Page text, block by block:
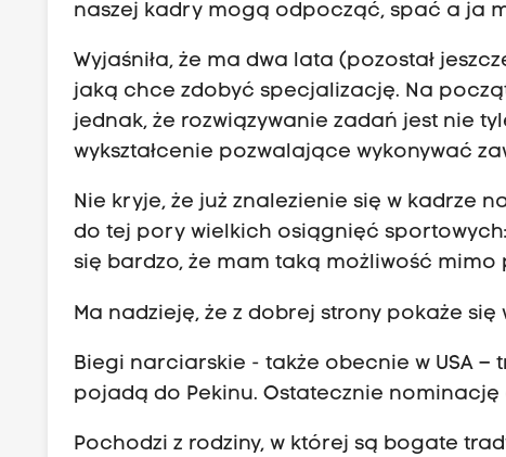
naszej kadry mogą odpocząć, spać a ja
Wyjaśniła, że ma dwa lata (pozostał
jaką chce zdobyć specjalizację. Na
jednak, że rozwiązywanie zadań jest nie
wykształcenie pozwalające wykonywać
Nie kryje, że już znalezienie się w kadrze
do tej pory wielkich osiągnięć
się bardzo, że mam taką możliwość
Ma nadzieję, że z dobrej strony pokaże
Biegi narciarskie - także obecnie w USA –
pojadą do Pekinu. Ostatecznie nominację
Pochodzi z rodziny, w której są bogate